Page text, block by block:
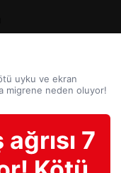
uyku ve ekran
migrene neden oluyor!
7